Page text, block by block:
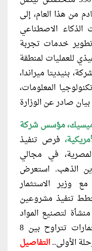
من هذا العام، إلى
الاصطناعي
تطوير خدمات تجربة
للعمليات لمنطقة
بنيديتا ميراندا،
المعلومات،
ميسيك، مؤسس شركة
فرص تنفيذ
في مجالي
الذهب. استعرض
وزير الاستثمار
تنفيذ مشروعين
لتصنيع المواد
الفعالة الدوائية (الببتيدات)، باستثمارات تتراوح بين 8
التفاصيل